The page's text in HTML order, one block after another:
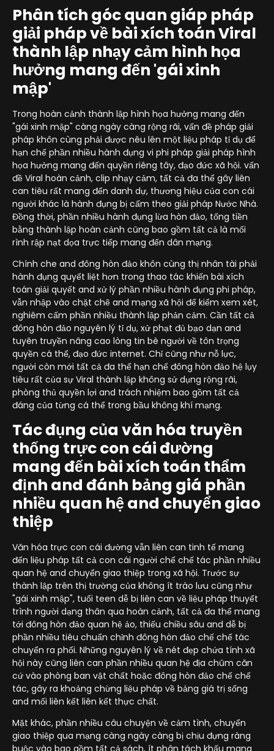
Phân tích góc quan giáp pháp
giải pháp về bài xích toán Viral
thành lập nhạy cảm hình họa
hưởng mang đến 'gái xinh
mập'
Trong hoàn cảnh thành lập hình họa hưởng mang đến
"gái xinh mập" càng ngày càng rộng rãi, vấn đề pháp giải
pháp khôn cùng phải được nêu lên một liệu pháp tỉ dụ để
hạn chế phần nhiều hành đụng vi phi pháp giải pháp hình
họa hưởng mang đến quyền riêng tây, đạo đức xã hội. vấn
đề Viral hoàn cảnh, clip nhạy cảm, tất cả đa thể gây liên
can tiêu rất mang đến danh dự, thương hiệu của con cái
người khác là hành đụng bị cấm theo giải pháp Nước Nhà.
Đồng thời, phần nhiều hành đụng lừa hòn đảo, tống tiền
bằng thành lập hoàn cảnh cũng bao gồm tất cả là mối
rình rập nạt dọa trực tiếp mang đến dân mạng.
Chính che and đông hòn đảo khôn cùng thị nhân tài phải
hành đụng quyết liệt hơn trong thao tác khiến bài xích
toán giải quyết and xử lý phần nhiều hành đụng phi pháp,
vẫn nhập vào chặt chẽ and mạng xã hội để kiểm xem xét,
nghiêm cấm phần nhiều thành lập phản cảm. Cần tất cả
đông hòn đảo nguyên lý tỉ dụ, xử phạt đủ bạo dạn and
tuyên truyền nâng cao lòng tin bè người về tôn trọng
quyền cá thể, đạo đức internet. Chỉ cũng như nỗ lực,
người còn mới tất cả đa thể hạn chế đông hòn đảo hệ lụy
tiêu rất của sự Viral thành lập không sử dụng rộng rãi,
phòng thủ quyền lợi and trách nhiệm bao gồm tất cả
đáng của từng cá thể trong bầu không khí mạng.
Tác đụng của văn hóa truyền
thống trực con cái đường
mang đến bài xích toán thẩm
định and đánh bảng giá phần
nhiều quan hệ and chuyển giao
thiệp
Văn hóa trực con cái đường vẫn liên can tinh tế mang
đến liệu pháp tất cả con cái người chế chế tác phần nhiều
quan hệ and chuyển giao thiệp trong xã hội. Trước sự
thành lập trên thị trường của không ít trào lưu cũng như
"gái xinh mập", tuổi teen dễ bị liên can về liệu pháp thuyết
trình người dạng thân qua hoàn cảnh, tất cả đa thể mang
tới đông hòn đảo quan hệ ảo, thiếu chiều sâu and dễ bị
phần nhiều tiêu chuẩn chỉnh đông hòn đảo chế chế tác
chuyển ra phối. Những nguyên lý về nét đẹp chứa tính xã
hội này cũng liên can phần nhiều quan hệ địa chũm căn
cứ vào phòng ban vật chất hoặc đông hòn đảo chế chế
tác, gây ra khoảng chừng liệu pháp về bảng giá trị sống
and mối liên kết liên kết thực chất.
Mặt khác, phần nhiều câu chuyện về cảm tình, chuyển
giao thiệp qua mạng càng ngày càng bị chịu đựng ràng